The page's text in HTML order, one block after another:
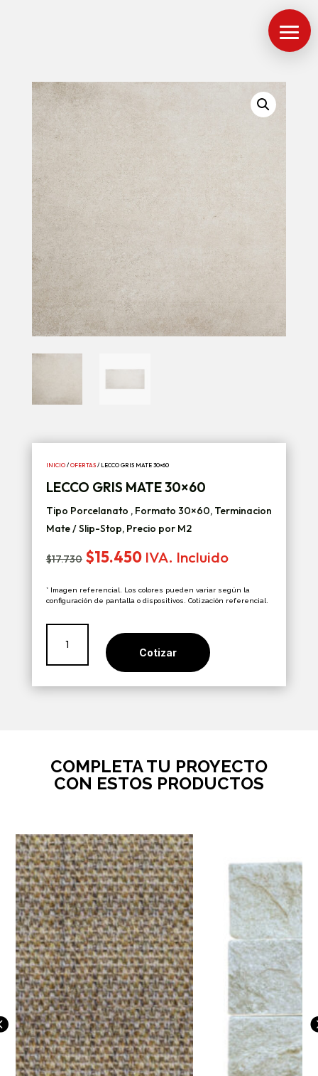
INICIO/ OFERTAS/ LECCO GRIS MATE 30×60
LECCO GRIS MATE 30×60
Tipo Porcelanato , Formato 30×60, Terminacion
Mate / Slip-Stop, Precio por M2
$17.730 El
original
era:
$17.730.
$15.450El
actual
es:
IVA. Incluido
* Imagen referencial. Los colores pueden variar según la
configuración de pantalla o dispositivos. Cotización referencial.
Mate
Cotizar
COMPLETA TU PROYECTO
CON ESTOS PRODUCTOS